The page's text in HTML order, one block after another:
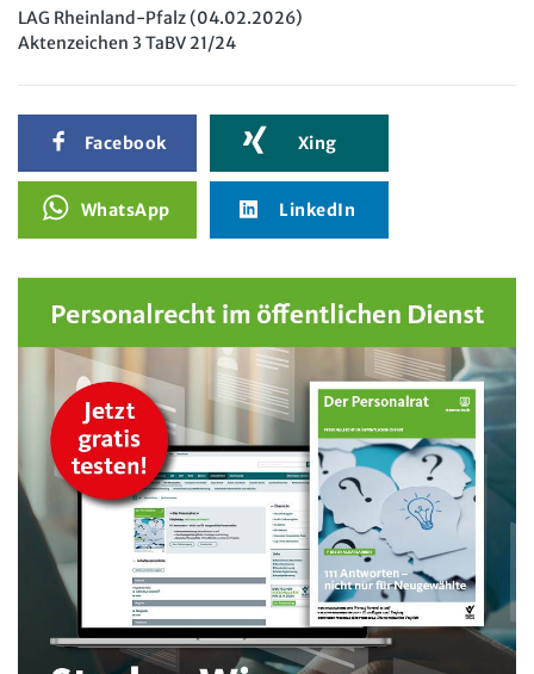
LAG Rheinland-Pfalz (04.02.2026)
Aktenzeichen 3 TaBV 21/24
Facebook Xing
WhatsApp LinkedIn